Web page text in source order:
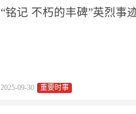
“铭记 不朽的丰碑”英烈事
2025-09-30 重要时事